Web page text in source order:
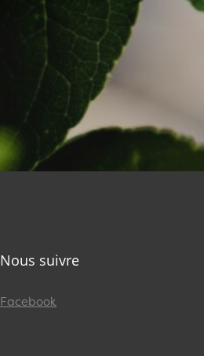
Nous suivre
Facebook